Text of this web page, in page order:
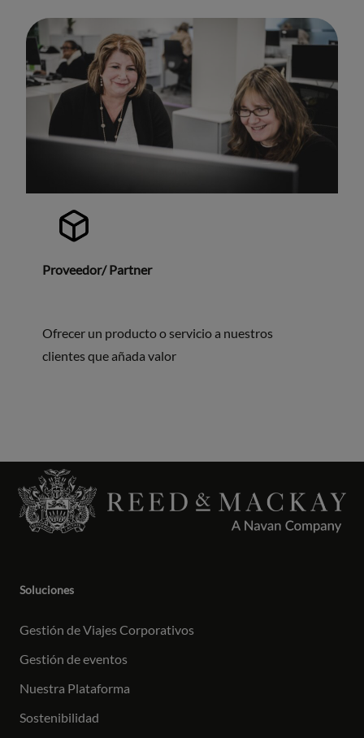
Proveedor/ Partner
Ofrecer un producto o servicio a nuestros
clientes que añada valor
Soluciones
Gestión de Viajes Corporativos
Gestión de eventos
Nuestra Plataforma
Sostenibilidad